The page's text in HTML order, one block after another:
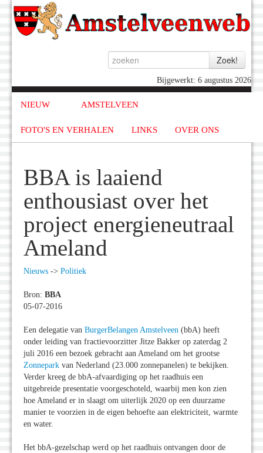
Bijgewerkt: 6 augustus 2026
NIEUW AMSTELVEEN
FOTO'S EN VERHALEN LINKS OVER ONS
BBA is laaiend
enthousiast over het
project energieneutraal
Ameland
Nieuws -> Politiek
Bron: BBA
05-07-2016
Een delegatie van BurgerBelangen Amstelveen (bbA) heeft
onder leiding van fractievoorzitter Jitze Bakker op zaterdag 2
juli 2016 een bezoek gebracht aan Ameland om het grootse
Zonnepark van Nederland (23.000 zonnepanelen) te bekijken.
Verder kreeg de bbA-afvaardiging op het raadhuis een
uitgebreide presentatie voorgeschoteld, waarbij men kon zien
hoe Ameland er in slaagt om uiterlijk 2020 op een duurzame
manier te voorzien in de eigen behoefte aan elektriciteit, warmte
en water.
Het bbA-gezelschap werd op het raadhuis ontvangen door de